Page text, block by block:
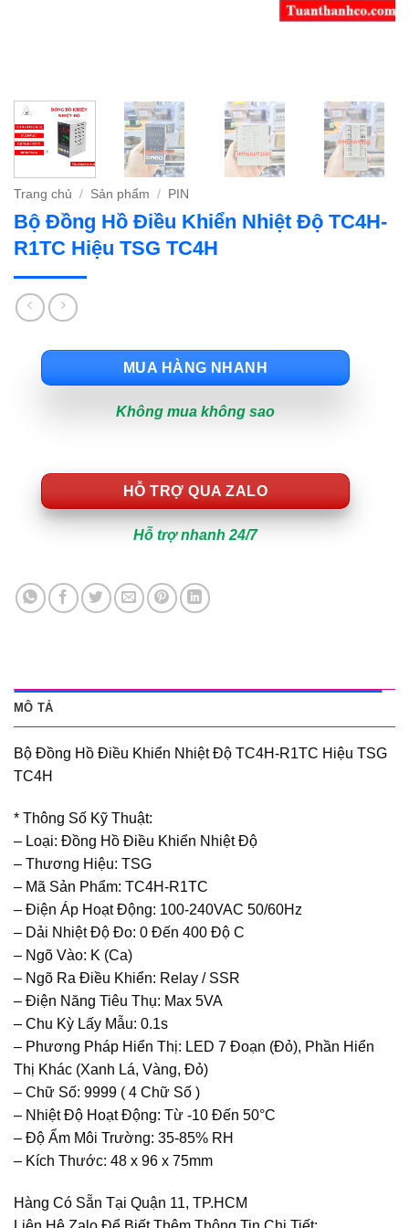
Trang chủ / Sản phẩm / PIN
Bộ Đồng Hồ Điều Khiển Nhiệt Độ TC4H-
R1TC Hiệu TSG TC4H
MUA HÀNG NHANH
Không mua không sao
HỖ TRỢ QUA ZALO
Hỗ trợ nhanh 24/7
MÔ TẢ
Bộ Đồng Hồ Điều Khiển Nhiệt Độ TC4H-R1TC Hiệu TSG
TC4H
* Thông Số Kỹ Thuật:
– Loại: Đồng Hồ Điều Khiển Nhiệt Độ
– Thương Hiệu: TSG
– Mã Sản Phẩm: TC4H-R1TC
– Điện Áp Hoạt Động: 100-240VAC 50/60Hz
– Dải Nhiệt Độ Đo: 0 Đến 400 Độ C
– Ngõ Vào: K (Ca)
– Ngõ Ra Điều Khiển: Relay / SSR
– Điện Năng Tiêu Thụ: Max 5VA
– Chu Kỳ Lấy Mẫu: 0.1s
– Phương Pháp Hiển Thị: LED 7 Đoạn (Đỏ), Phần Hiển
Thị Khác (Xanh Lá, Vàng, Đỏ)
– Chữ Số: 9999 ( 4 Chữ Số )
– Nhiệt Độ Hoạt Động: Từ -10 Đến 50°C
– Độ Ẩm Môi Trường: 35-85% RH
– Kích Thước: 48 x 96 x 75mm
Hàng Có Sẵn Tại Quận 11, TP.HCM